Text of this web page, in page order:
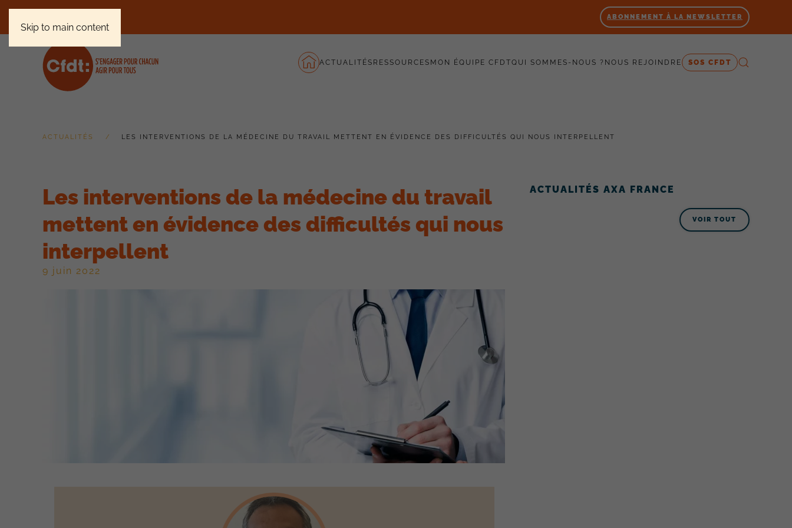
Skip to main content
ABONNEMENT À LA NEWSLETTER
ACTUALITÉS RESSOURCES MON ÉQUIPE CFDTQUI SOMMES-NOUS ? NOUS REJOINDRE SOS CFDT
ACTUALITÉS LES INTERVENTIONS DE LA MÉDECINE DU TRAVAIL METTENT EN ÉVIDENCE DES DIFFICULTÉS QUI NOUS INTERPELLENT
Les interventions de la médecine du travail
mettent en évidence des difficultés qui nous
interpellent
9 juin 2022
ACTUALITÉS AXA FRANCE
VOIR TOUT